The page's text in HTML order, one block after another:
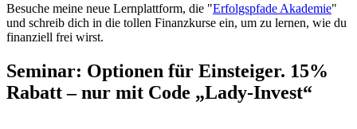
Besuche meine neue Lernplattform, die "Erfolgspfade Akademie"
und schreib dich in die tollen Finanzkurse ein, um zu lernen, wie du
finanziell frei wirst.
Seminar: Optionen für Einsteiger. 15%
Rabatt – nur mit Code „Lady-Invest“